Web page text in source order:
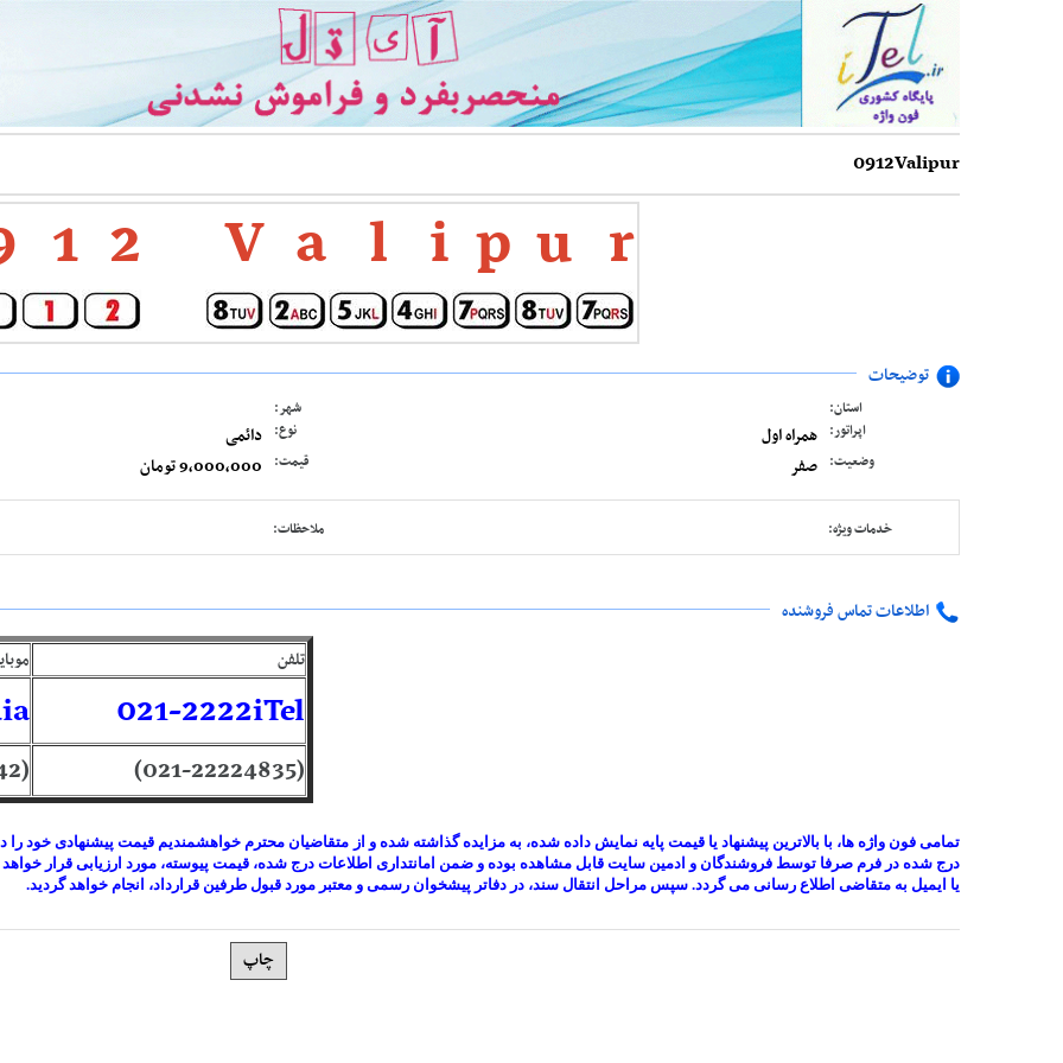
0912Valipur
1 2 V a l i p u r
توضیحات
استان:
شهر:
اپراتور: همراه اول نوع: دائمی
وضعیت: صفر قیمت: 9,000,000 تومان
خدمات ویژه: ملاحظات:
اطلاعات تماس فروشنده
تلفن
021-2222iTel
(021-22224835)
(09102462342)
تمامی فون واژه ها، با بالاترین پیشنهاد یا قیمت پایه نمایش داده شده، به مزایده گذاشته شده و از متقاضیان محترم خواهشمندیم قیمت پیشنهادی خود
درج شده در فرم صرفا توسط فروشندگان و ادمین سایت قابل مشاهده بوده و ضمن امانتداری اطلاعات درج شده، قیمت پیوسته، مورد ارزیابی قرار
یا ایمیل به متقاضی اطلاع رسانی می گردد. سپس مراحل انتقال سند، در دفاتر پیشخوان رسمی و معتبر مورد قبول طرفین قرارداد، انجام خواهد گردید.